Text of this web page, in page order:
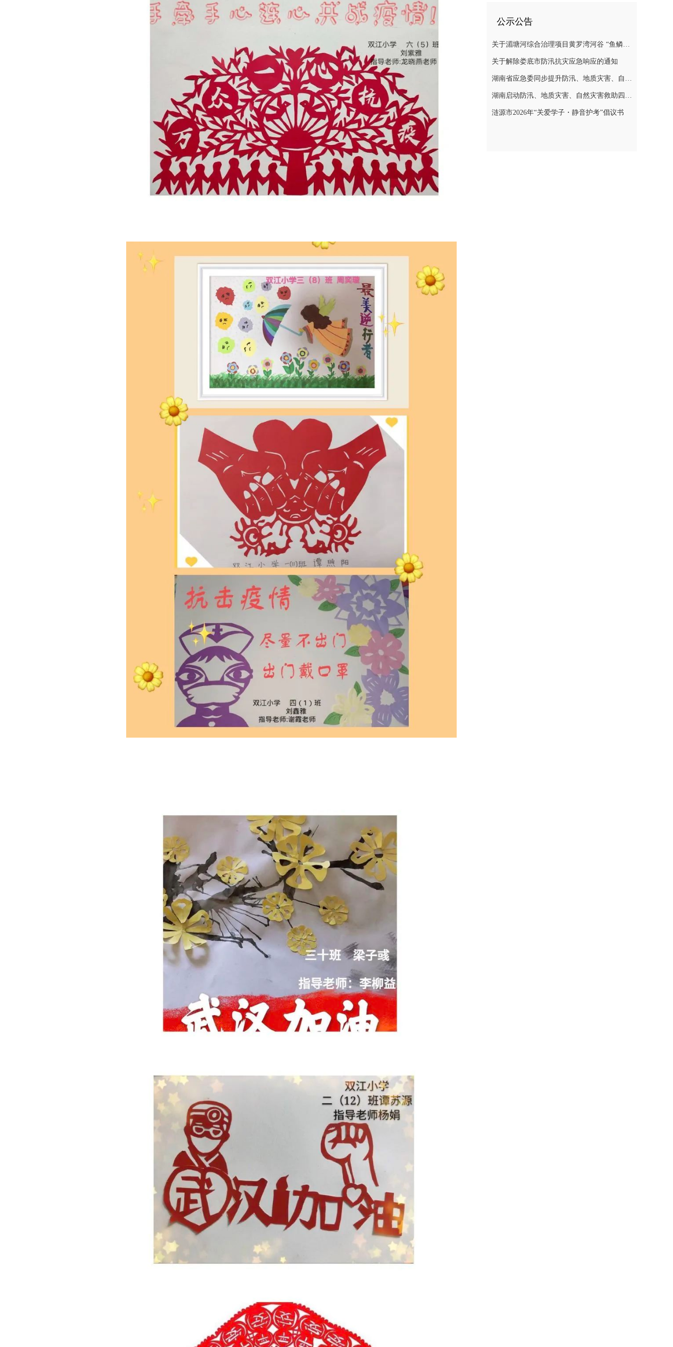
公示公告
关于湄塘河综合治理项目黄罗湾河谷 “鱼鳞坝”区域不对外开放的公告
关于解除娄底市防汛抗灾应急响应的通知
湖南省应急委同步提升防汛、地质灾害、自然灾害救助应急响应至三级
湖南启动防汛、地质灾害、自然灾害救助四级应急响应
涟源市2026年“关爱学子・静音护考”倡议书